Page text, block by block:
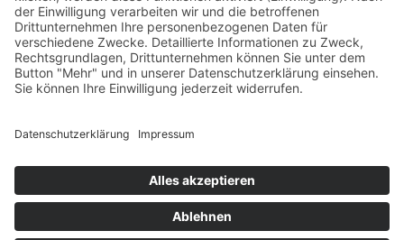
+49 (0) 451 89906-0
Kontakt
Pressebereich
Social Media
Datenschutz